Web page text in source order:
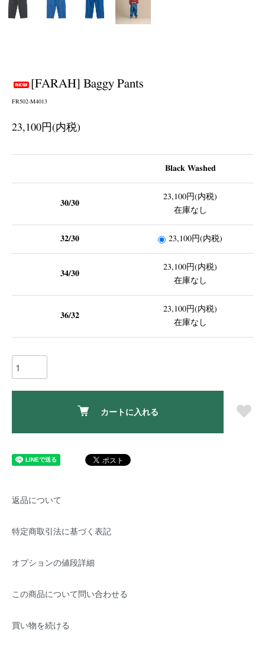
[FARAH] Baggy Pants
FR502-M4013
23,100円(内税)
Black Washed
30/30
23,100円(内税)
在庫なし
32/30 23,100円(内税)
34/30
23,100円(内税)
在庫なし
36/32
23,100円(内税)
在庫なし
カートに入れる
返品について
特定商取引法に基づく表記
オプションの値段詳細
この商品について問い合わせる
買い物を続ける